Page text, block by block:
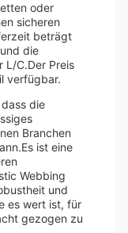
oder
sicheren
beträgt
die
L/C.Der Preis
verfügbar.
die
Branchen
ist eine
Webbing
und
es wert ist, für
gezogen zu